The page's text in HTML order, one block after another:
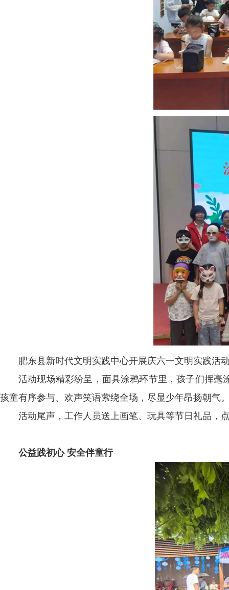
肥东县新时代文明实践中心开展庆六一文明实践活
活动现场精彩纷呈，面具涂鸦环节里，孩子们挥
孩童有序参与、欢声笑语萦绕全场，尽显少年昂扬朝气
活动尾声，工作人员送上画笔、玩具等节日礼品，
公益践初心 安全伴童行